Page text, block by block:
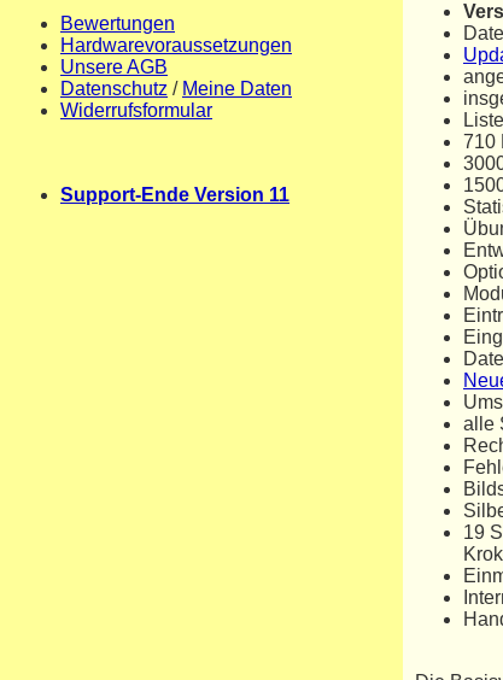
Bewertungen
Hardwarevoraussetzungen
Unsere AGB
Datenschutz / Meine Daten
Widerrufsformular
Support-Ende Version 11
710
alle
19